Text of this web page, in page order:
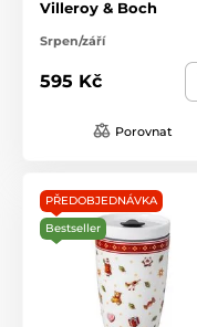
Villeroy & Boch
Srpen/září
595 Kč
Porovnat
PŘEDOBJEDNÁVKA
Bestseller